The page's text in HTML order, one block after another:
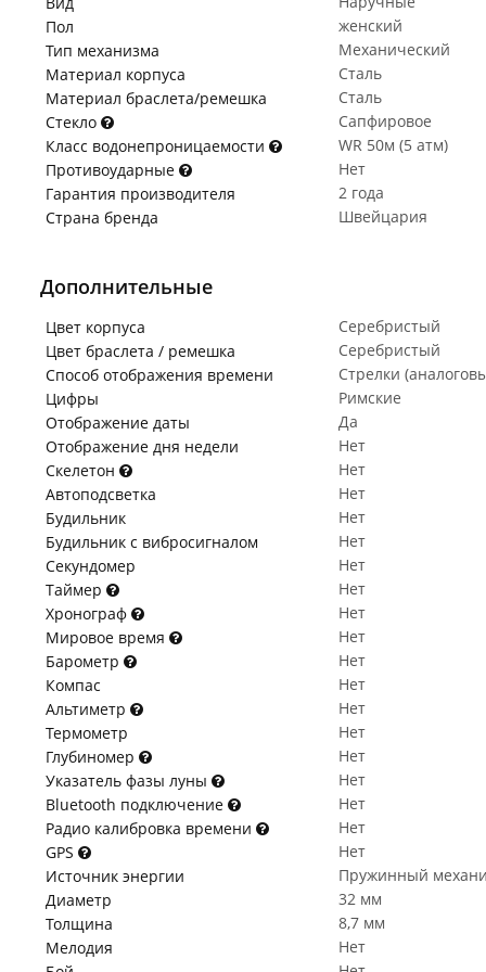
Пол
женский
Тип механизма
Механический
Материал корпуса
Сталь
Материал браслета/ремешка
Сталь
Стекло
Сапфировое
Класс водонепроницаемости
WR 50м (5 атм)
Противоударные
Нет
Гарантия производителя
2 года
Страна бренда
Швейцария
Дополнительные
Цвет корпуса
Серебристый
Цвет браслета / ремешка
Серебристый
Способ отображения времени
Стрелки
Цифры
Римские
Отображение даты
Да
Отображение дня недели
Нет
Скелетон
Нет
Автоподсветка
Нет
Будильник
Нет
Будильник с вибросигналом
Нет
Секундомер
Нет
Таймер
Нет
Хронограф
Нет
Мировое время
Нет
Барометр
Нет
Компас
Нет
Альтиметр
Нет
Термометр
Нет
Глубиномер
Нет
Указатель фазы луны
Нет
Bluetooth подключение
Нет
Радио калибровка времени
Нет
GPS
Нет
Источник энергии
Пружинный
Диаметр
32 мм
Толщина
8,7 мм
Мелодия
Нет